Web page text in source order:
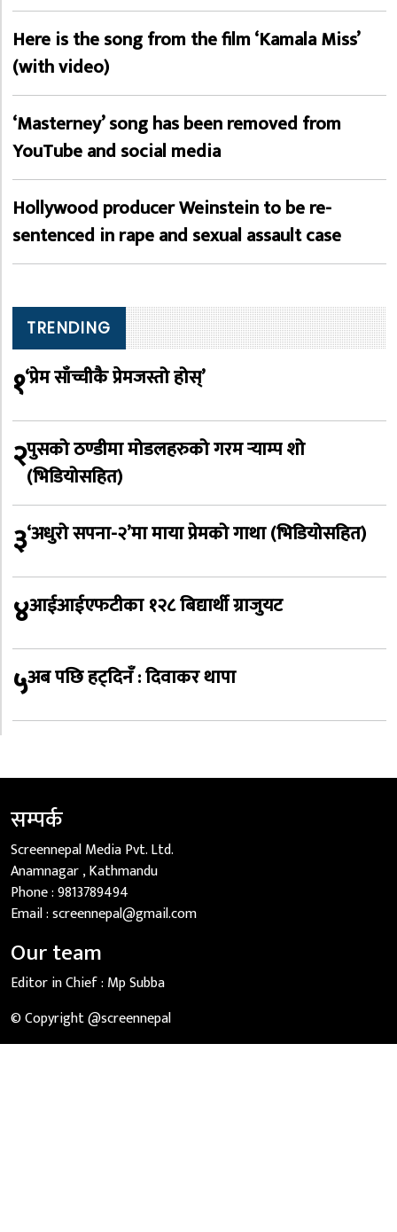
Here is the song from the film ‘Kamala Miss’
(with video)
‘Masterney’ song has been removed from
YouTube and social media
Hollywood producer Weinstein to be re-
sentenced in rape and sexual assault case
TRENDING
१‘प्रेम साँच्चीकै प्रेमजस्तो होस्’
२पुसको ठण्डीमा मोडलहरुको गरम र्‍याम्प शो
(भिडियोसहित)
३‘अधुरो सपना-२’मा माया प्रेमको गाथा (भिडियोसहित)
४आईआईएफटीका १२८ बिद्यार्थी ग्राजुयट
५अब पछि हट्दिनँ : दिवाकर थापा
सम्पर्क
Screennepal Media Pvt. Ltd.
Anamnagar , Kathmandu
Phone :9813789494
Email :screennepal@gmail.com
Our team
Editor in Chief : Mp Subba
© Copyright @screennepal